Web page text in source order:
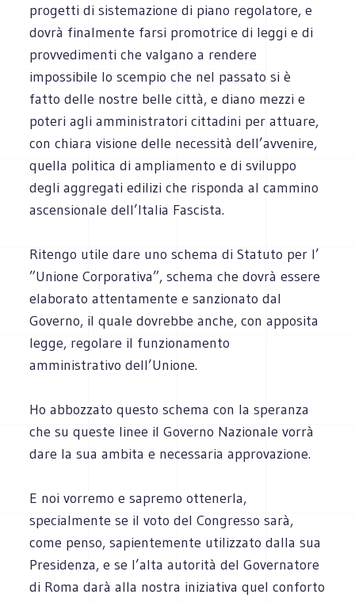
progetti di sistemazione di piano regolatore, e
dovrà finalmente farsi promotrice di leggi e di
provvedimenti che valgano a rendere
impossibile lo scempio che nel passato si è
fatto delle nostre belle città, e diano mezzi e
poteri agli amministratori cittadini per attuare,
con chiara visione delle necessità dell’avvenire,
quella politica di ampliamento e di sviluppo
degli aggregati edilizi che risponda al cammino
ascensionale dell’Italia Fascista.
Ritengo utile dare uno schema di Statuto per l’
”Unione Corporativa”, schema che dovrà essere
elaborato attentamente e sanzionato dal
Governo, il quale dovrebbe anche, con apposita
legge, regolare il funzionamento
amministrativo dell’Unione.
Ho abbozzato questo schema con la speranza
che su queste linee il Governo Nazionale vorrà
dare la sua ambita e necessaria approvazione.
E noi vorremo e sapremo ottenerla,
specialmente se il voto del Congresso sarà,
come penso, sapientemente utilizzato dalla sua
Presidenza, e se l’alta autorità del Governatore
di Roma darà alla nostra iniziativa quel conforto